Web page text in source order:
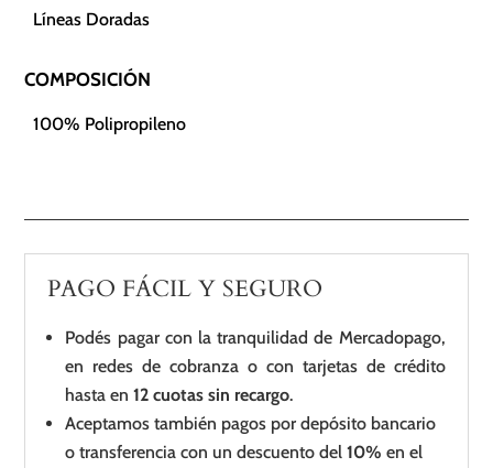
Líneas Doradas
COMPOSICIÓN
100% Polipropileno
PAGO FÁCIL Y SEGURO
Podés pagar con la tranquilidad de Mercadopago,
en redes de cobranza o con tarjetas de crédito
hasta en12 cuotas sin recargo.
Aceptamos también pagos por depósito bancario
o transferencia con un descuento del10% en el